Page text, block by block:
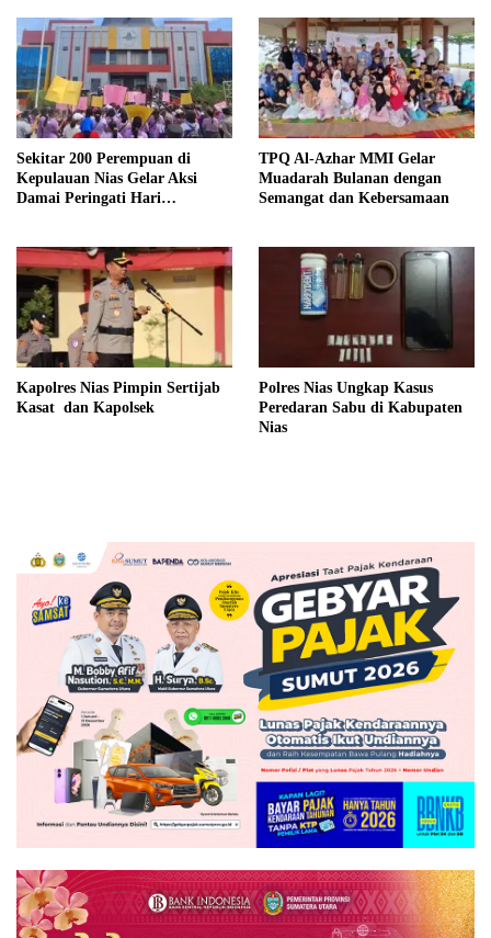
Sekitar 200 Perempuan di
Kepulauan Nias Gelar Aksi
Damai Peringati Hari
TPQ Al-Azhar MMI Gelar
Muadarah Bulanan dengan
Semangat dan Kebersamaan
Kapolres Nias Pimpin Sertijab
Kasat dan Kapolsek
Polres Nias Ungkap Kasus
Peredaran Sabu di Kabupaten
Nias